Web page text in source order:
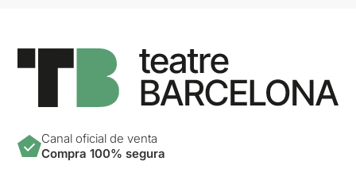
Canal oficial de venta
Compra 100% segura